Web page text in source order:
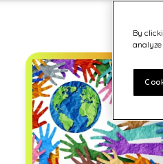
By
analyze